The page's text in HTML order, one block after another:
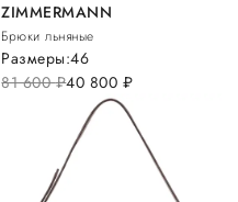
ZIMMERMANN
Брюки льняные
81 600руб.40 800 руб.
Размеры:46